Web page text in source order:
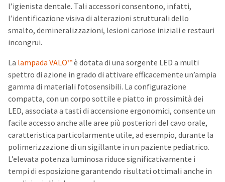
l’igienista dentale. Tali accessori consentono, infatti,
l’identificazione visiva di alterazioni strutturali dello
smalto, demineralizzazioni, lesioni cariose iniziali e restauri
incongrui.
La lampada VALO™è dotata di una sorgente LED a multi
spettro di azione in grado di attivare efficacemente un’ampia
gamma di materiali fotosensibili. La configurazione
compatta, con un corpo sottile e piatto in prossimità dei
LED, associata a tasti di accensione ergonomici, consente un
facile accesso anche alle aree più posteriori del cavo orale,
caratteristica particolarmente utile, ad esempio, durante la
polimerizzazione di un sigillante in un paziente pediatrico.
L’elevata potenza luminosa riduce significativamente i
tempi di esposizione garantendo risultati ottimali anche in